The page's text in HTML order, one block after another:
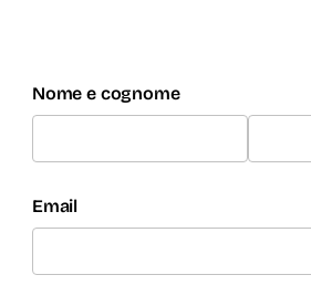
Nome e cognome
Email